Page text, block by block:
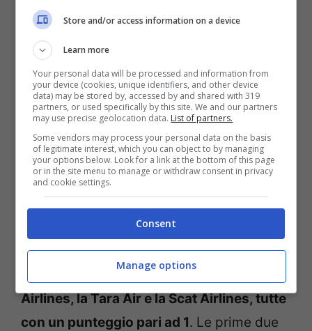
Incidente Aereo in Nepal (ANSA) – Tuttomotoriweb.it
Secondo le ultime statistiche, aggiornate
al 2023 e basate su un punteggio che va
le peggiori sarebbero la Nepal
Airlines, la Tara Air e la Scat Airlines, tutte
con un punteggio pari ad 1. Le prime due
Store and/or access information on a device
Learn more
Your personal data will be processed and information from
your device (cookies, unique identifiers, and other device
data) may be stored by, accessed by and shared with 319
partners, or used specifically by this site. We and our partners
may use precise geolocation data. List of partners.
Some vendors may process your personal data on the basis
of legitimate interest, which you can object to by managing
your options below. Look for a link at the bottom of this page
or in the site menu to manage or withdraw consent in privacy
and cookie settings.
Consent
Manage options